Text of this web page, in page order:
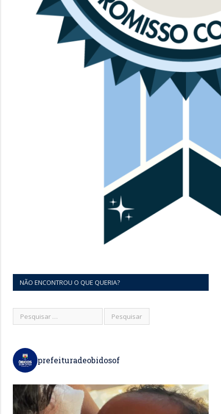
NÃO ENCONTROU O QUE QUERIA?
prefeituradeobidosof